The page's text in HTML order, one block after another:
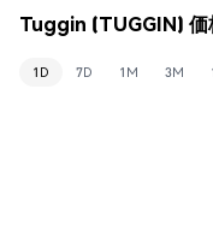
Tuggin (TUGGIN) 価
1D 7D 1M 3M